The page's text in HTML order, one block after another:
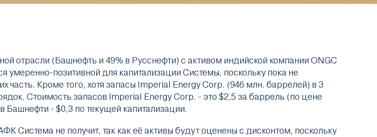
отрасли (Башнефть и 49% в Русснефти) с активом индийской компании ONGC
умеренно-позитивной для капитализации Системы, поскольку пока не
часть. Кроме того, хотя запасы Imperial Energy Corp. (946 млн. баррелей) в 3
Стоимость запасов Imperial Energy Corp. - это $2,5 за баррель (по цене
Башнефти - $0,3 по текущей капитализации.
Система не получит, так как её активы будут оценены с дисконтом, поскольку